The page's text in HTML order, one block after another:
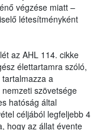
végzése miatt –
létesítményként
az AHL 114. cikke
élettartamra szóló,
a
szövetsége
hatóság által
céljából legfeljebb 4
hogy az állat évente